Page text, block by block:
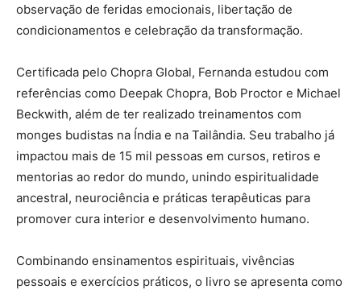
observação de feridas emocionais, libertação de
condicionamentos e celebração da transformação.
Certificada pelo Chopra Global, Fernanda estudou com
referências como Deepak Chopra, Bob Proctor e Michael
Beckwith, além de ter realizado treinamentos com
monges budistas na Índia e na Tailândia. Seu trabalho já
impactou mais de 15 mil pessoas em cursos, retiros e
mentorias ao redor do mundo, unindo espiritualidade
ancestral, neurociência e práticas terapêuticas para
promover cura interior e desenvolvimento humano.
Combinando ensinamentos espirituais, vivências
pessoais e exercícios práticos, o livro se apresenta como